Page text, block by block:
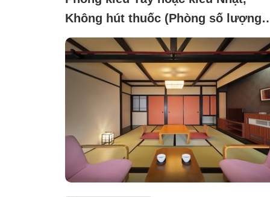
Không hút thuốc (Phòng số lượng
giới hạn Loại phòng tùy chọn (Toàn
bộ cơ sở không hút thuốc))